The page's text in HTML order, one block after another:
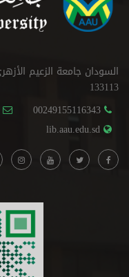
133113
00249155116343
lib.aau.edu.sd